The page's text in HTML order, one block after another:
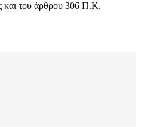
και του άρθρου 306 Π.Κ.